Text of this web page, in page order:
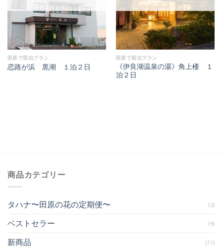
田原で宿泊プラン
恋路が浜 黒潮 １泊２日
田原で宿泊プラン
《伊良湖温泉の湯》角上楼 １
泊２日
商品カテゴリー
タハナ〜田原の花の定期便〜 (2)
ベストセラー (9)
新商品 (11)